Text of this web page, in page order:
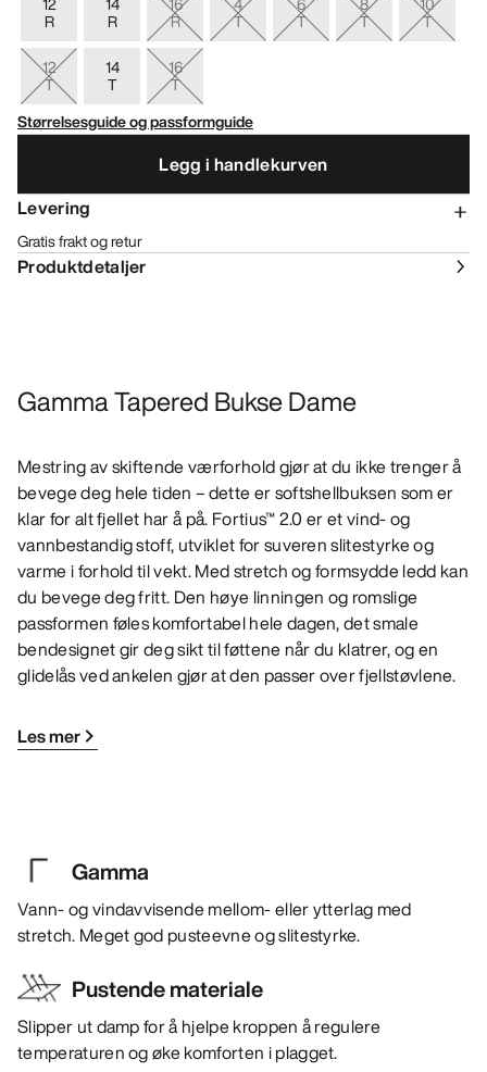
R R R T T T
T
12
T
14
T
16
T
Størrelsesguide og passformguide
Legg i handlekurven
Levering
Gratis frakt og retur
Produktdetaljer
Gamma Tapered Bukse Dame
Mestring av skiftende værforhold gjør at du ikke trenger å
bevege deg hele tiden – dette er softshellbuksen som er
klar for alt fjellet har å på. Fortius™ 2.0 er et vind- og
vannbestandig stoff, utviklet for suveren slitestyrke og
varme i forhold til vekt. Med stretch og formsydde ledd kan
du bevege deg fritt. Den høye linningen og romslige
passformen føles komfortabel hele dagen, det smale
bendesignet gir deg sikt til føttene når du klatrer, og en
glidelås ved ankelen gjør at den passer over fjellstøvlene.
Les mer
Gamma
Vann- og vindavvisende mellom- eller ytterlag med
stretch. Meget god pusteevne og slitestyrke.
Pustende materiale
Slipper ut damp for å hjelpe kroppen å regulere
temperaturen og øke komforten i plagget.